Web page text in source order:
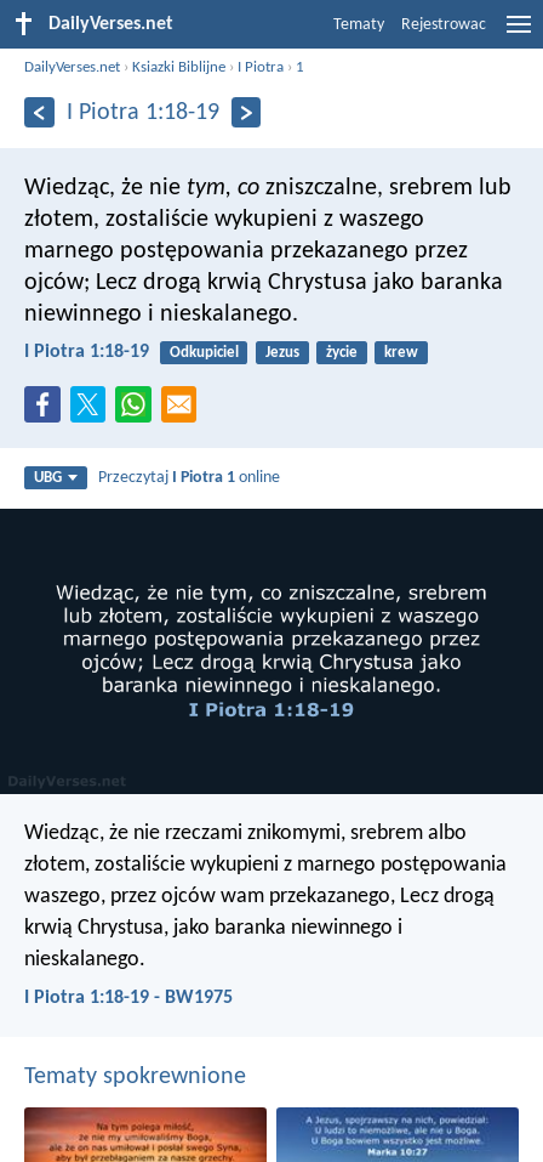
DailyVerses.net Tematy Rejestrowac
DailyVerses.net ›Ksiazki Biblijne › I Piotra › 1
I Piotra 1:18-19
Wiedząc, że nie tym, co zniszczalne, srebrem lub
złotem, zostaliście wykupieni z waszego
marnego postępowania przekazanego przez
ojców; Lecz drogą krwią Chrystusa jako baranka
niewinnego i nieskalanego.
I Piotra 1:18-19 Odkupiciel Jezus życie krew
UBG Przeczytaj I Piotra 1 online
Wiedząc, że nie rzeczami znikomymi, srebrem albo
złotem, zostaliście wykupieni z marnego postępowania
waszego, przez ojców wam przekazanego, Lecz drogą
krwią Chrystusa, jako baranka niewinnego i
nieskalanego.
I Piotra 1:18-19 - BW1975
Tematy spokrewnione